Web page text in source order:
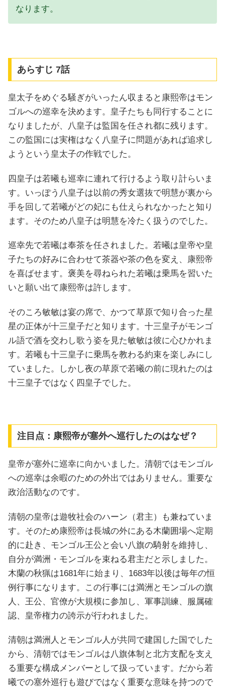
なります。
あらすじ 7話
皇太子をめぐる騒ぎがいったん収まると康熙帝はモン
ゴルへの巡幸を決めます。皇子たちも同行することに
なりましたが、八皇子は監国を任され都に残ります。
この監国には実権はなく八皇子に問題があれば追求し
ようという皇太子の作戦でした。
四皇子は若曦も巡幸に連れて行けるよう取り計らいま
す。いっぽう八皇子は以前の秀女選抜で明慧が裏から
手を回して若曦がどの妃にも仕えられなかったと知り
ます。そのため八皇子は明慧を冷たく扱うのでした。
巡幸先で若曦は奉茶を任されました。若曦は皇帝や皇
子たちの好みに合わせて茶器や茶の色を変え、康熙帝
を喜ばせます。褒美を尋ねられた若曦は乗馬を習いた
いと願い出て康熙帝は許します。
そのころ敏敏は宴の席で、かつて草原で知り合った星
星の正体が十三皇子だと知ります。十三皇子がモンゴ
ル語で酒を交わし歌う姿を見た敏敏は彼に心ひかれま
す。若曦も十三皇子に乗馬を教わる約束を楽しみにし
ていました。しかし夜の草原で若曦の前に現れたのは
十三皇子ではなく四皇子でした。
注目点：康熙帝が塞外へ巡行したのはなぜ？
皇帝が塞外に巡幸に向かいました。清朝ではモンゴル
への巡幸は余暇のための外出ではありません。重要な
政治活動なのです。
清朝の皇帝は遊牧社会のハーン（君主）も兼ねていま
す。そのため康熙帝は長城の外にある木蘭囲場へ定期
的に赴き、モンゴル王公と会い八旗の騎射を維持し、
自分が満洲・モンゴルを束ねる君主だと示しました。
木蘭の秋猟は1681年に始まり、1683年以後は毎年の恒
例行事になります。この行事には満洲とモンゴルの旗
人、王公、官僚が大規模に参加し、軍事訓練、服属確
認、皇帝権力の誇示が行われました。
清朝は満洲人とモンゴル人が共同で建国した国でした
から、清朝ではモンゴルは八旗体制と北方支配を支え
る重要な構成メンバーとして扱っています。だから若
曦での塞外巡行も遊びではなく重要な意味を持つので